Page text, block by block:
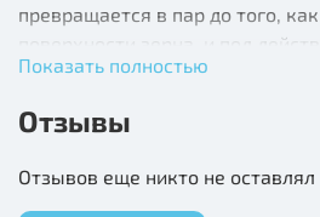
превращается в пар до того,
поверхности зерна, и под
внутри пара зерно раздувается.
Показать полностью
Отзывы
Отзывов еще никто не оставлял